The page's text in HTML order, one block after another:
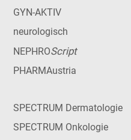
GYN-AKTIV
neurologisch
NEPHROScript
PHARMAustria
SPECTRUM Dermatologie
SPECTRUM Onkologie